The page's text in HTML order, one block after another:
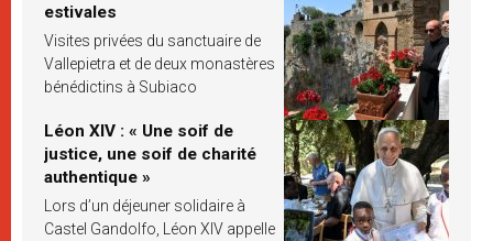
estivales
Visites privées du sanctuaire de
Vallepietra et de deux monastères
bénédictins à Subiaco
Léon XIV : « Une soif de
justice, une soif de charité
authentique »
Lors d’un déjeuner solidaire à
Castel Gandolfo, Léon XIV appelle